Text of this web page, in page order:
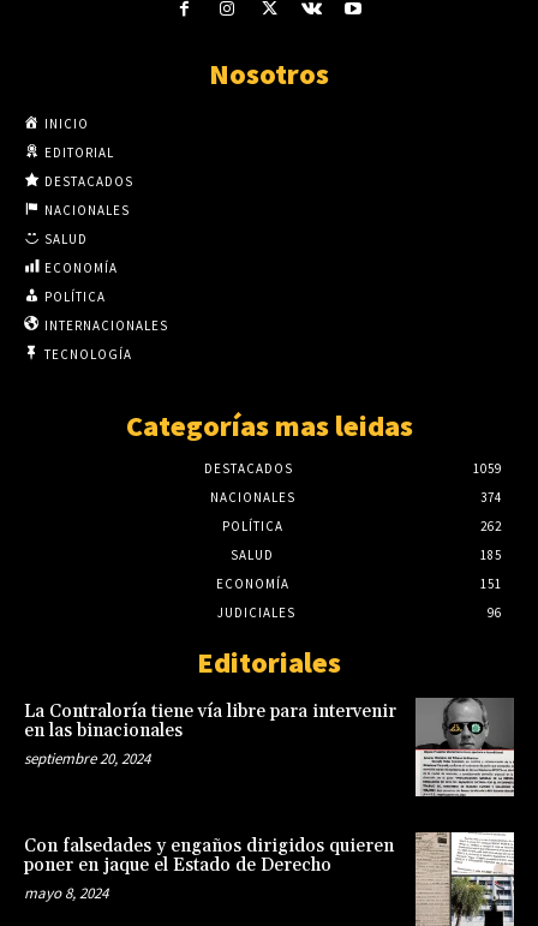
Nosotros
INICIO
EDITORIAL
DESTACADOS
NACIONALES
SALUD
ECONOMÍA
POLÍTICA
INTERNACIONALES
TECNOLOGÍA
Categorías mas leidas
DESTACADOS
1059
NACIONALES
374
POLÍTICA
262
SALUD
185
ECONOMÍA
151
JUDICIALES
96
Editoriales
La Contraloría tiene vía libre para intervenir
en las binacionales
septiembre 20, 2024
Con falsedades y engaños dirigidos quieren
poner en jaque el Estado de Derecho
mayo 8, 2024